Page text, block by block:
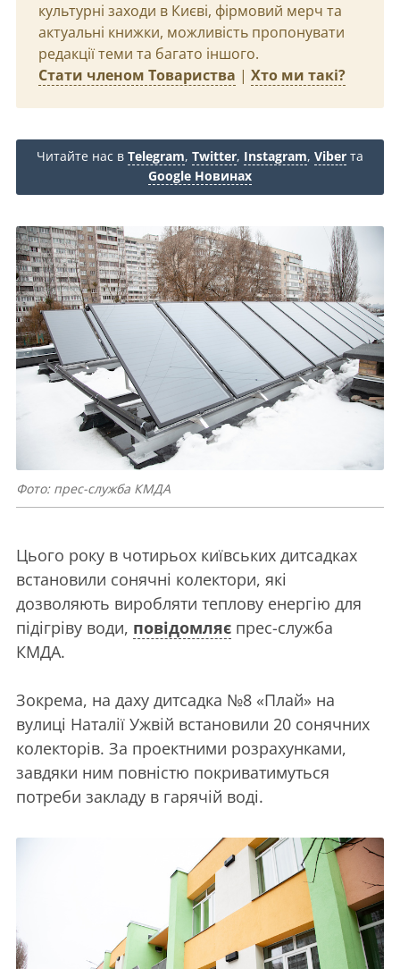
культурні заходи в Києві, фірмовий мерч та
актуальні книжки, можливість пропонувати
редакції теми та багато іншого.
Стати членом Товариства | Хто ми такі?
Читайте нас в Telegram, Twitter, Instagram, Viber та
Google Новинах
Фото: прес-служба КМДА
Цього року в чотирьох київських дитсадках
встановили сонячні колектори, які
дозволяють виробляти теплову енергію для
підігріву води, повідомляє прес-служба
КМДА.
Зокрема, на даху дитсадка №8 «Плай» на
вулиці Наталії Ужвій встановили 20 сонячних
колекторів. За проектними розрахунками,
завдяки ним повністю покриватимуться
потреби закладу в гарячій воді.